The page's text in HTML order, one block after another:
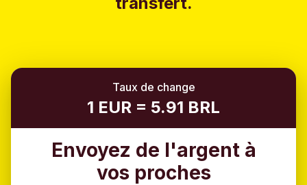
Taux de change
1 EUR = 5.91 BRL
Envoyez de l'argent à
vos proches